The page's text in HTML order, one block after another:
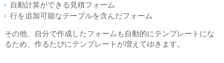
自動計算ができる見積フォーム
行を追加可能なテーブルを含んだフォーム
その他、自分で作成したフォームも自動的にテンプレートにな
るため、作るたびにテンプレートが増えてゆきます。